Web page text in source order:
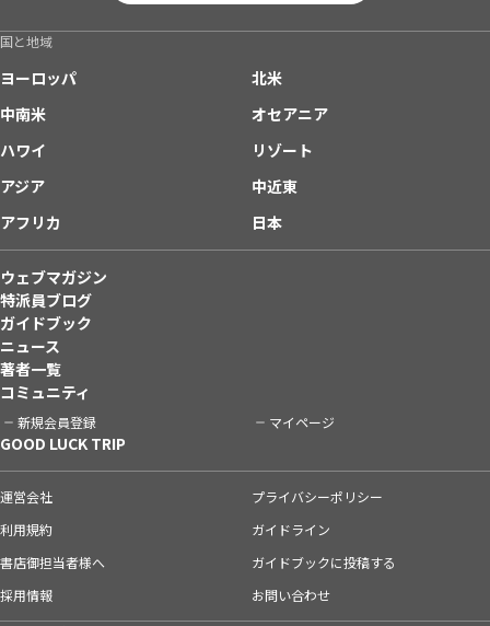
国と地域
ヨーロッパ
北米
中南米
オセアニア
ハワイ
リゾート
アジア
中近東
アフリカ
日本
ウェブマガジン
特派員ブログ
ガイドブック
ニュース
著者一覧
コミュニティ
新規会員登録 マイページ
GOOD LUCK TRIP
運営会社
プライバシーポリシー
利用規約
ガイドライン
書店御担当者様へ
ガイドブックに投稿する
採用情報
お問い合わせ